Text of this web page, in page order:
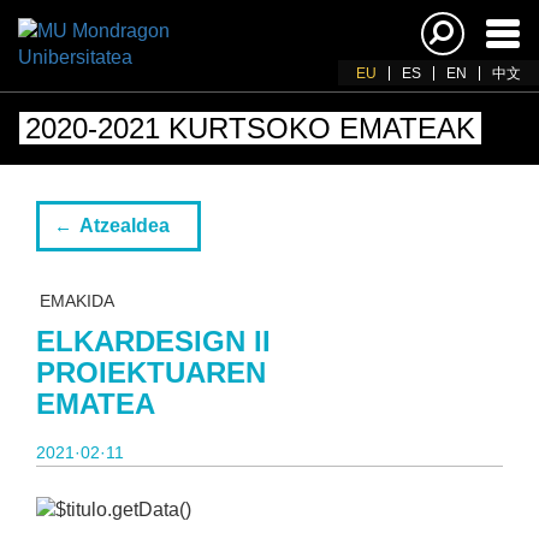
EU ES EN 中文
2020-2021 KURTSOKO EMATEAK
Atzealdea
EMAKIDA
ELKARDESIGN II
PROIEKTUAREN
EMATEA
2021·02·11